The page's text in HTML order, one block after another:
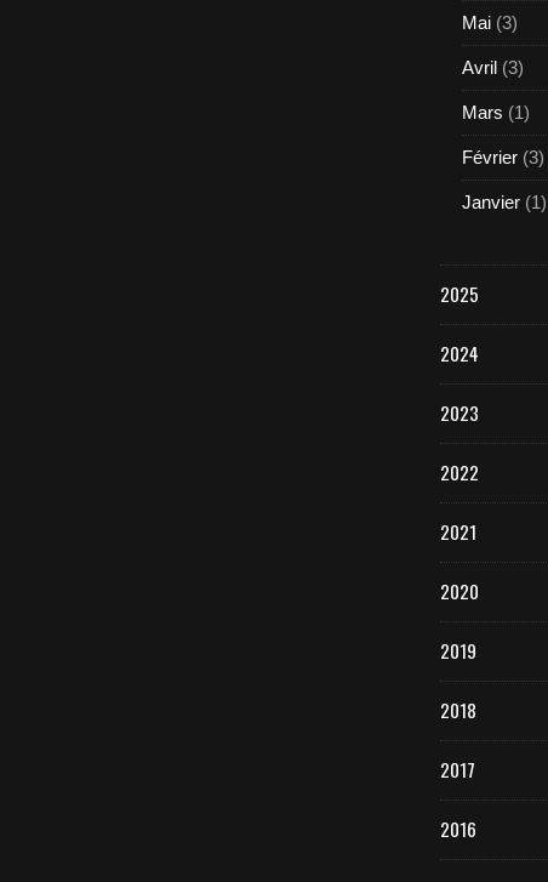
Mai (3)
Avril (3)
Mars (1)
Février (3)
Janvier (1)
2025
2024
2023
2022
2021
2020
2019
2018
2017
2016